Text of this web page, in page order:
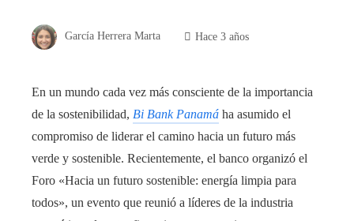
García Herrera Marta Hace 3 años
En un mundo cada vez más consciente de la importancia
de la sostenibilidad, Bi Bank Panamá ha asumido el
compromiso de liderar el camino hacia un futuro más
verde y sostenible. Recientemente, el banco organizó el
Foro «Hacia un futuro sostenible: energía limpia para
todos», un evento que reunió a líderes de la industria